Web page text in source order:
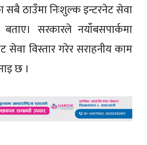
सबै ठाउँमा निःशुल्क इन्टरनेट सेवा
बताए। सरकारले नयाँबसपार्कमा
सेवा विस्तार गरेर सराहनीय काम
छ ।